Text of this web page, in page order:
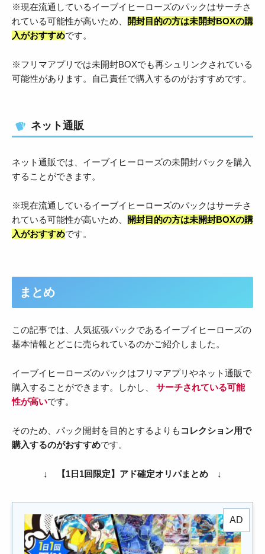
※現在流通しているイーブイヒーローズのパックはサーチさ
れている可能性が高いため、
開封目的の方は未開封BOXの購
入がおすすめです。
※フリマアプリでは未開封BOXでも再シュリンクされている
可能性があります。自己責任で購入するのがおすすめです。
ネット通販
ネット通販では、イーブイヒーローズの未開封パックを購入
することができます。
※現在流通しているイーブイヒーローズのパックはサーチさ
れている可能性が高いため、
開封目的の方は未開封BOXの購
入がおすすめです。
まとめ
この記事では、人気拡張パックであるイーブイヒーローズの
基本情報とどこに売られているのかご紹介しました。
イーブイヒーローズのパックはフリマアプリやネット通販で
購入することができます。しかし、 サーチされている可能
性が高いです。
そのため、パック開封を目的とするよりも コレクション用で
購入するのがおすすめです。
↓ 【1日1回限定】アド確定オリパまとめ ↓